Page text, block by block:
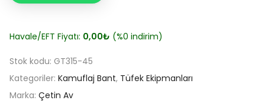
Havale/EFT Fiyatı: 0,00₺ (%0 indirim)
Stok kodu: GT315-45
Kategoriler: Kamuflaj Bant, Tüfek Ekipmanları
Marka: Çetin Av